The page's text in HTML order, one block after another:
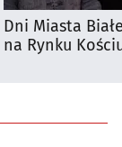
Dni Miasta
na Rynku